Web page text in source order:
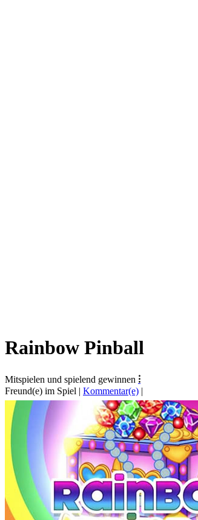
Rainbow Pinball
Mitspielen und spielend gewinnen ⁝
Freund(e) im Spiel | Kommentar(e) |